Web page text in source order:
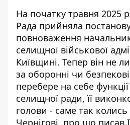
На початку травня 2025
Рада прийняла
повноваження
селищної військової
Київщині. Тепер він не
за оборонні чи
перебере на себе функції
селищної ради, її
голови - саме так колись
Чернігові, про що писав